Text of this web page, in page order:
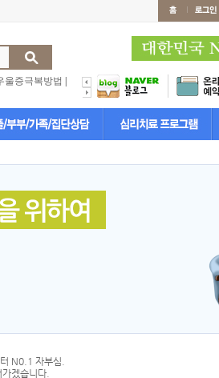
울증극복방법
N0.1 자부심.
겠습니다.